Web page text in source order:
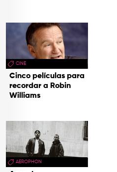
CINE
Cinco películas para
recordar a Robin
Williams
AEROPHON